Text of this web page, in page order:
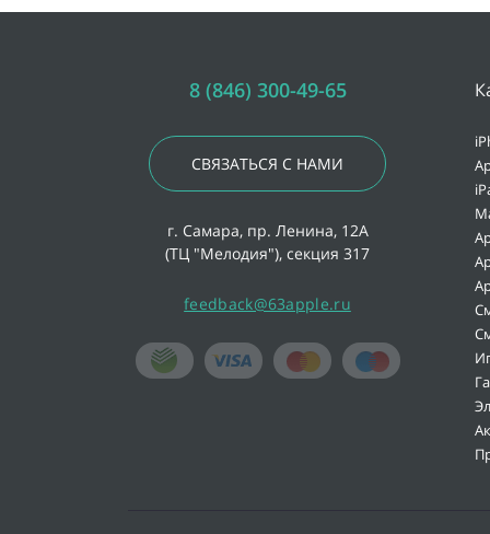
8 (846) 300-49-65
СВЯЗАТЬСЯ С НАМИ
г. Самара, пр. Ленина, 12А
(ТЦ "Мелодия"), секция 317
feedback@63apple.ru